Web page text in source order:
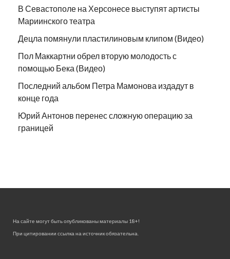
В Севастополе на Херсонесе выступят артисты
Мариинского театра
Децла помянули пластилиновым клипом (Видео)
Пол Маккартни обрел вторую молодость с
помощью Бека (Видео)
Последний альбом Петра Мамонова издадут в
конце года
Юрий Антонов перенес сложную операцию за
границей
На сайте могут быть опубликованы материалы 18+!
При цитировании ссылка на источник обязательна.